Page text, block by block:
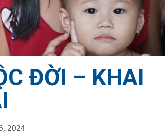
ĐỜI – KHAI
2024